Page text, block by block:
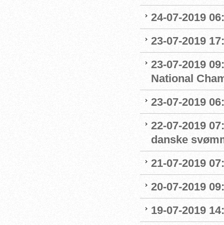
24-07-2019
23-07-2019
23-07-2019
National
23-07-2019
22-07-2019
danske
21-07-2019
20-07-2019
19-07-2019